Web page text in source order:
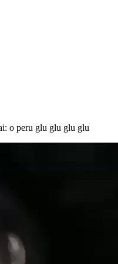
o peru glu glu glu glu